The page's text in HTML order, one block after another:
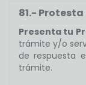
81.-
Presenta tu
trámite y/o
de respuesta
trámite.